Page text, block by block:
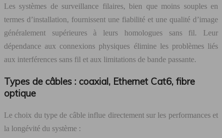
Les systèmes de surveillance filaires, bien que moins souples en
termes d’installation, fournissent une fiabilité et une qualité d’image
généralement supérieures à leurs homologues sans fil. Leur
dépendance aux connexions physiques élimine les problèmes liés
aux interférences sans fil et aux limitations de bande passante.
Types de câbles : coaxial, Ethernet Cat6, fibre
optique
Le choix du type de câble influe directement sur les performances et
la longévité du système :